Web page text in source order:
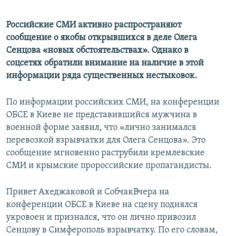
Российские СМИ активно распространяют
сообщение о якобы открывшихся в деле Олега
Сенцова «новых обстоятельствах». Однако в
соцсетях обратили внимание на наличие в этой
информации ряда существенных нестыковок.
По информации российских СМИ, на конференции
ОБСЕ в Киеве не представившийся мужчина в
военной форме заявил, что «лично занимался
перевозкой взрывчатки для Олега Сенцова». Это
сообщение мгновенно раструбили кремлевские
СМИ и крымские пророссийские пропагандисты.
Привет Ахеджаковой и СобчакВчера на
конференции ОБСЕ в Киеве на сцену поднялся
укровоен и признался, что он лично привозил
Сенцову в Симферополь взрывчатку. По его словам,